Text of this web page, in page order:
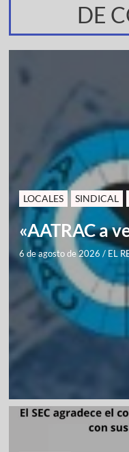
DE
LOCALES SINDICAL
«AATRAC a
6 de agosto de 2026 / EL